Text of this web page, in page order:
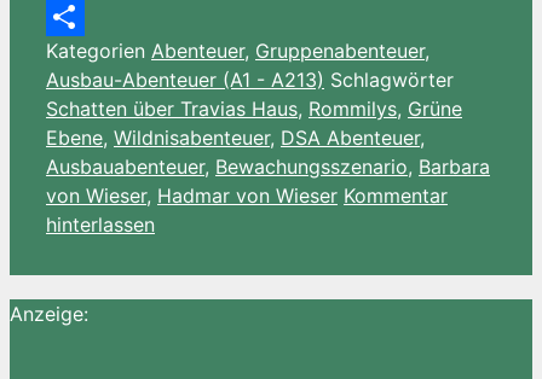
Amazon
Wish
List
Teilen
Kategorien Abenteuer, Gruppenabenteuer,
Ausbau-Abenteuer (A1 - A213) Schlagwörter
Schatten über Travias Haus, Rommilys, Grüne
Ebene, Wildnisabenteuer, DSA Abenteuer,
Ausbauabenteuer, Bewachungsszenario, Barbara
von Wieser, Hadmar von Wieser Kommentar
hinterlassen
Anzeige: